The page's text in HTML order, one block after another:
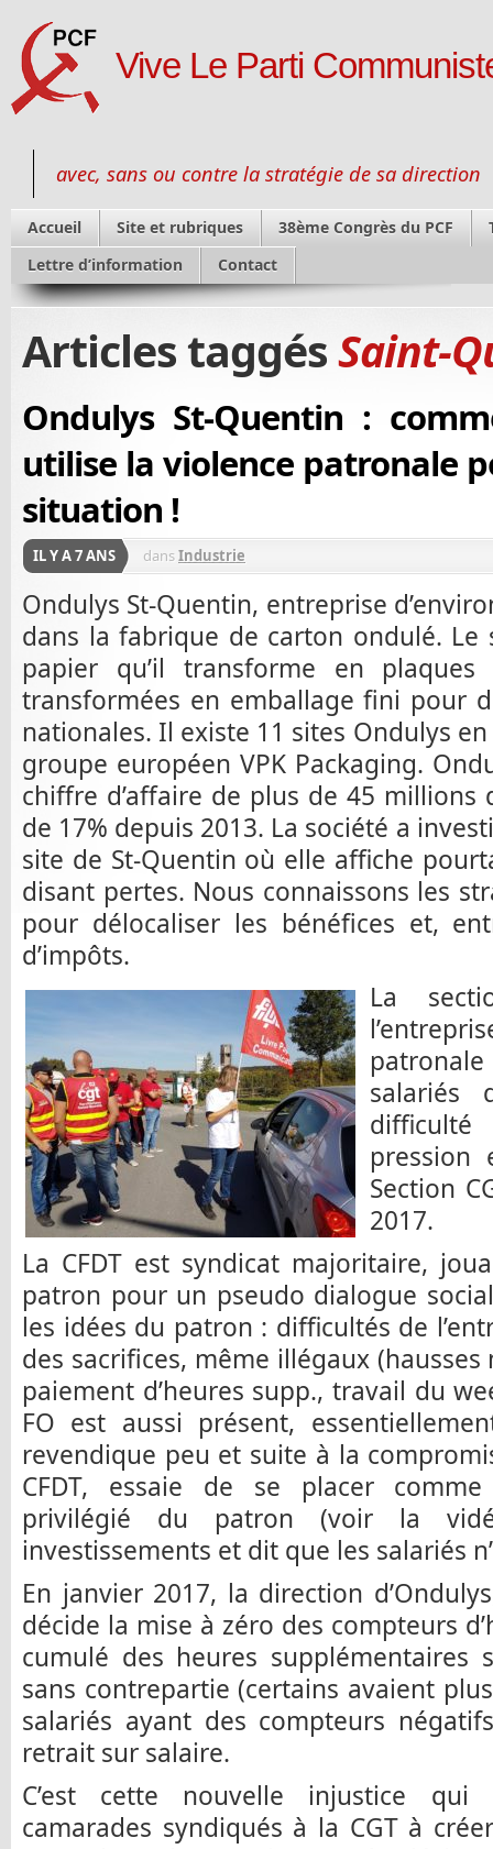
Vive Le Parti
avec, sans ou contre la stratégie de sa direction
Accueil Site et rubriques 38ème Congrès du PCF
Lettre d’information
Contact
Articles taggésSaint-
Ondulys St-Quentin :
utilise la violence patronale
situation !
IL Y A 7 ANS dansIndustrie
Ondulys St-Quentin, entreprise
dans la fabrique de carton ondulé.
papier qu’il transforme en plaques
transformées en emballage fini pour
nationales. Il existe 11 sites Ondulys
groupe européen VPK Packaging.
chiffre d’affaire de plus de 45 millions
de 17% depuis 2013. La société a
site de St-Quentin où elle affiche
disant pertes. Nous connaissons les
pour délocaliser les bénéfices et,
d’impôts.
La
salariés
Section
2017.
La CFDT est syndicat majoritaire,
patron pour un pseudo dialogue
les idées du patron : difficultés de
des sacrifices, même illégaux
paiement d’heures supp., travail du
FO est aussi présent,
revendique peu et suite à la
CFDT, essaie de se placer
privilégié du patron (voir la
investissements et dit que les salariés
En janvier 2017, la direction
décide la mise à zéro des compteurs
cumulé des heures supplémentaires
sans contrepartie (certains avaient
salariés ayant des compteurs
retrait sur salaire.
C’est cette nouvelle injustice qui
camarades syndiqués à la CGT à